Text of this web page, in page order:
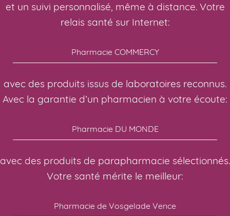
et un suivi personnalisé, même à distance. Votre
relais santé sur Internet:
Pharmacie COMMERCY
avec des produits issus de laboratoires reconnus.
Avec la garantie d’un pharmacien à votre écoute:
Pharmacie DU MONDE
avec des produits de parapharmacie sélectionnés.
Votre santé mérite le meilleur:
Pharmacie de Vosgelade Vence